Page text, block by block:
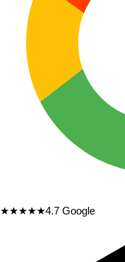
★★★★★4.7 Google